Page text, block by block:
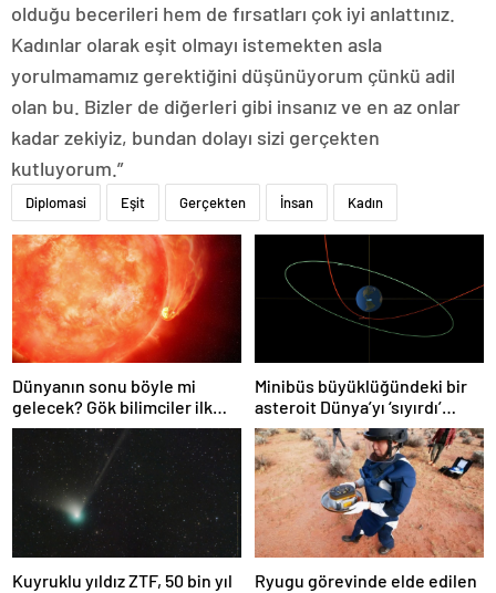
olduğu becerileri hem de fırsatları çok iyi anlattınız.
Kadınlar olarak eşit olmayı istemekten asla
yorulmamamız gerektiğini düşünüyorum çünkü adil
olan bu. Bizler de diğerleri gibi insanız ve en az onlar
kadar zekiyiz, bundan dolayı sizi gerçekten
kutluyorum.”
Diplomasi Eşit Gerçekten İnsan Kadın
Dünyanın sonu böyle mi
gelecek? Gök bilimciler ilk
kez sönen yıldızın gezegeni
yutmasına tanık oldu
Minibüs büyüklüğündeki bir
asteroit Dünya’yı ‘sıyırdı’
geçti
Kuyruklu yıldız ZTF, 50 bin yıl
Ryugu görevinde elde edilen